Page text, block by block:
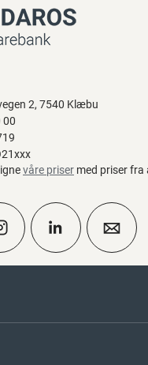
2, 7540 Klæbu
00
våre priser med priser fra